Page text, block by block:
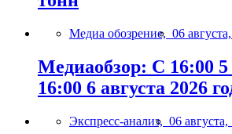
Медиа обозрение, 06
Медиаобзор: С 16:00 5
16:00 6 августа 2026
Экспресс-анализ, 06 августа,